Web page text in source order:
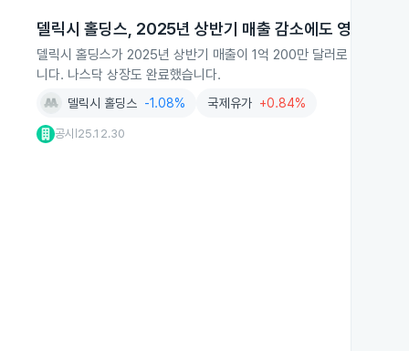
델릭시 홀딩스, 2025년 상반기 매출 감소에도 영업이익
델릭시 홀딩스가 2025년 상반기 매출이 1억 200만 달러로 2024년
니다. 나스닥 상장도 완료했습니다.
델릭시 홀딩스 -1.08% 국제유가 +0.84%
공시 25.12.30